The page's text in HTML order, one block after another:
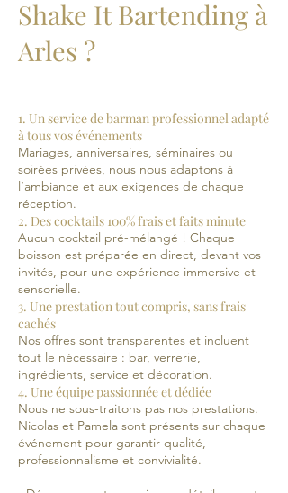
Shake It Bartending à
Arles ?​​
1. Un service de barman professionnel adapté
à tous vos événements
Mariages, anniversaires, séminaires ou
soirées privées, nous nous adaptons à
l’ambiance et aux exigences de chaque
réception.
2. Des cocktails 100% frais et faits minute
Aucun cocktail pré-mélangé ! Chaque
boisson est préparée en direct, devant vos
invités, pour une expérience immersive et
sensorielle.
3. Une prestation tout compris, sans frais
cachés
Nos offres sont transparentes et incluent
tout le nécessaire : bar, verrerie,
ingrédients, service et décoration.
4. Une équipe passionnée et dédiée
Nous ne sous-traitons pas nos prestations.
Nicolas et Pamela sont présents sur chaque
événement pour garantir qualité,
professionnalisme et convivialité.